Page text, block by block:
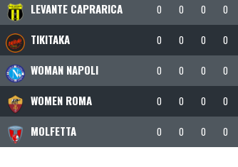
LEVANTE CAPRARICA 0 0 0 0
TIKITAKA 0 0 0 0
WOMAN NAPOLI 0 0 0 0
WOMEN ROMA 0 0 0 0
MOLFETTA 0 0 0 0